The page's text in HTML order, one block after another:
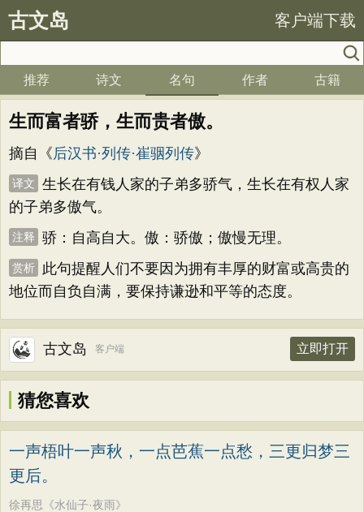
古文岛 客户端下载
推荐 诗文 名句 作者 古籍
生而富者骄，生而贵者傲。
摘自《后汉书·列传·崔骃列传》
译文
生长在有钱人家的子弟多骄气，生长在有权人家
的子弟多傲气。
注释 骄：自高自大。傲：骄傲；傲慢无理。
赏析
此句提醒人们不要因为拥有丰厚的财富或高贵的
地位而自负自满，要保持谦逊和平等的态度。
古文岛 客户端 立即打开
猜您喜欢
一声梧叶一声秋，一点芭蕉一点愁，三更归梦三
更后。
徐再思《水仙子·夜雨》